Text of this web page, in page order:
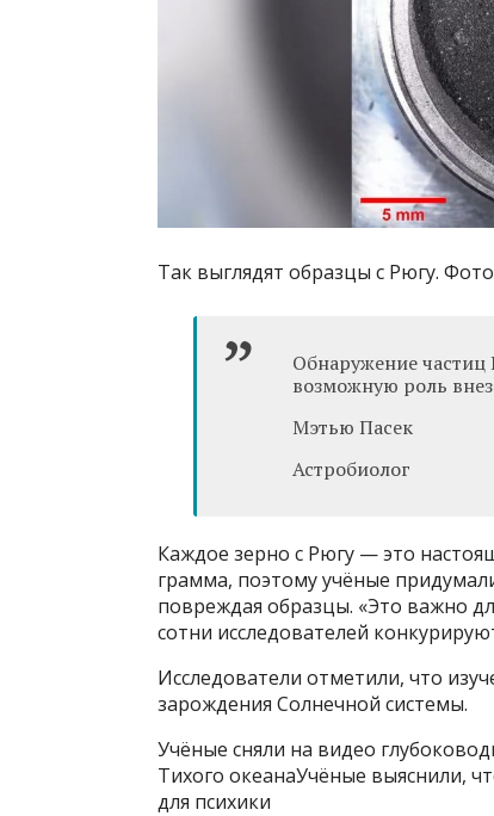
Так выглядят образцы с Рюгу.
Обнаружение частиц
возможную роль
Мэтью Пасек
Астробиолог
Каждое зерно с Рюгу — это
грамма, поэтому учёные
повреждая образцы. «Это важно
сотни исследователей
Исследователи отметили, что
зарождения Солнечной системы.
Учёные сняли на видео
Тихого океанаУчёные выяснили,
для психики